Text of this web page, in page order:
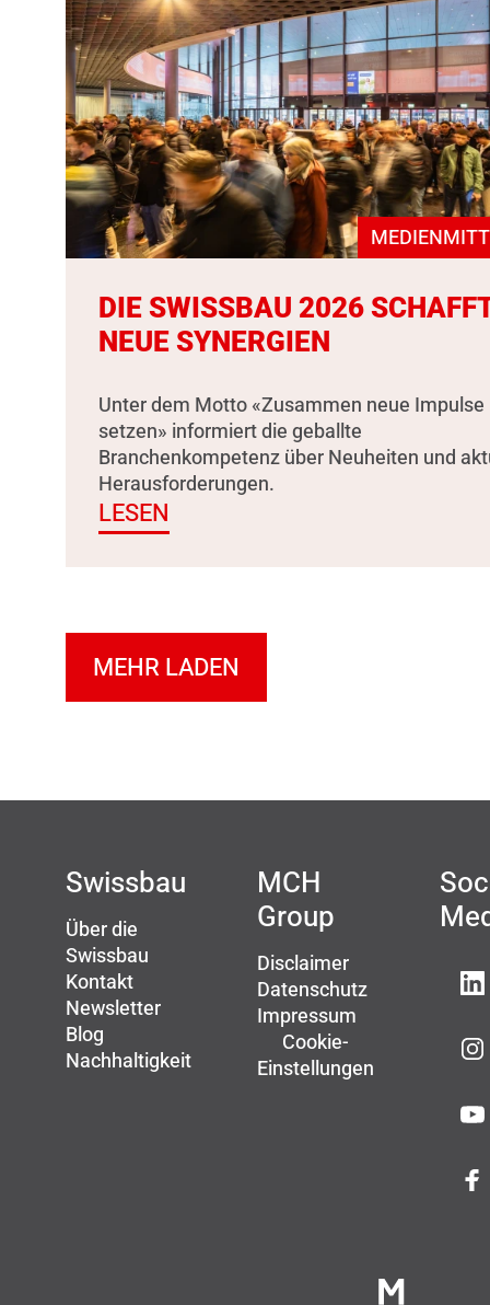
DIE SWISSBAU 2026
NEUE SYNERGIEN
Unter dem Motto «Zusammen neue Impulse
setzen» informiert die geballte
Branchenkompetenz über Neuheiten und
Herausforderungen.
LESEN
MEHR LADEN
Swissbau
Über die
Swissbau
Kontakt
Newsletter
Blog
Nachhaltigkeit
MCH
Group
Disclaimer
Datenschutz
Impressum
Cookie-
Einstellungen